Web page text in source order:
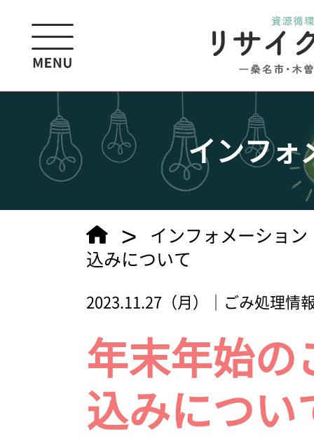
インフォ
> インフォメーション
込みについて
2023.11.27（月）｜ごみ処理情
年末年始
込みについ